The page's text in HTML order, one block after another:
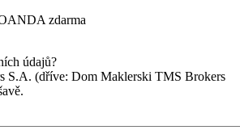
zdarma
údajů?
S.A. (dříve: Dom Maklerski TMS Brokers